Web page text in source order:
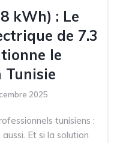
kWh) : Le
de 7.3
le
Tunisie
2025
tunisiens :
Et si la solution